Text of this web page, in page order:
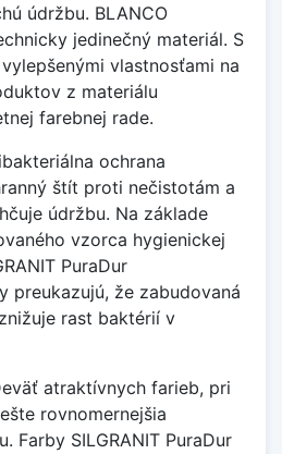
údržbu. BLANCO
jedinečný materiál. S
vlastnosťami na
z materiálu
farebnej rade.
ochrana
štít proti nečistotám a
údržbu. Na základe
vzorca hygienickej
PuraDur
preukazujú, že zabudovaná
rast baktérií v
atraktívnych farieb, pri
rovnomernejšia
Farby SILGRANIT PuraDur